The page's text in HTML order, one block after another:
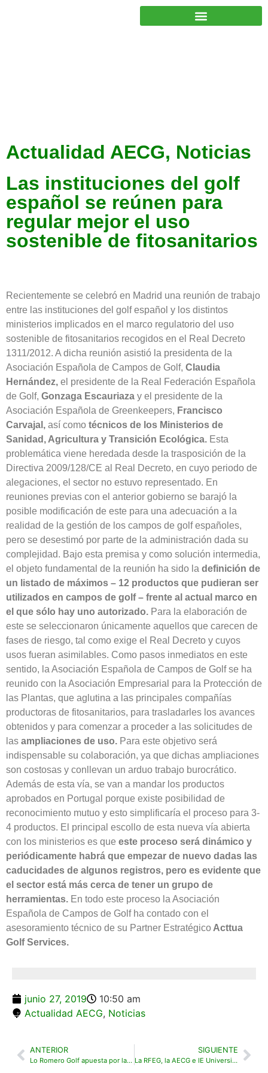
Actualidad AECG, Noticias
Las instituciones del golf
español se reúnen para
regular mejor el uso
sostenible de fitosanitarios
Recientemente se celebró en Madrid una reunión de trabajo
entre las instituciones del golf español y los distintos
ministerios implicados en el marco regulatorio del uso
sostenible de fitosanitarios recogidos en el Real Decreto
1311/2012. A dicha reunión asistió la presidenta de la
Asociación Española de Campos de Golf, Claudia
Hernández, el presidente de la Real Federación Española
de Golf, Gonzaga Escauriaza y el presidente de la
Asociación Española de Greenkeepers, Francisco
Carvajal, así como técnicos de los Ministerios de
Sanidad, Agricultura y Transición Ecológica. Esta
problemática viene heredada desde la trasposición de la
Directiva 2009/128/CE al Real Decreto, en cuyo periodo de
alegaciones, el sector no estuvo representado. En
reuniones previas con el anterior gobierno se barajó la
posible modificación de este para una adecuación a la
realidad de la gestión de los campos de golf españoles,
pero se desestimó por parte de la administración dada su
complejidad. Bajo esta premisa y como solución intermedia,
el objeto fundamental de la reunión ha sido la definición de
un listado de máximos – 12 productos que pudieran ser
utilizados en campos de golf – frente al actual marco en
el que sólo hay uno autorizado. Para la elaboración de
este se seleccionaron únicamente aquellos que carecen de
fases de riesgo, tal como exige el Real Decreto y cuyos
usos fueran asimilables. Como pasos inmediatos en este
sentido, la Asociación Española de Campos de Golf se ha
reunido con la Asociación Empresarial para la Protección de
las Plantas, que aglutina a las principales compañías
productoras de fitosanitarios, para trasladarles los avances
obtenidos y para comenzar a proceder a las solicitudes de
las ampliaciones de uso. Para este objetivo será
indispensable su colaboración, ya que dichas ampliaciones
son costosas y conllevan un arduo trabajo burocrático.
Además de esta vía, se van a mandar los productos
aprobados en Portugal porque existe posibilidad de
reconocimiento mutuo y esto simplificaría el proceso para 3-
4 productos. El principal escollo de esta nueva vía abierta
con los ministerios es que este proceso será dinámico y
periódicamente habrá que empezar de nuevo dadas las
caducidades de algunos registros, pero es evidente que
el sector está más cerca de tener un grupo de
herramientas. En todo este proceso la Asociación
Española de Campos de Golf ha contado con el
asesoramiento técnico de su Partner Estratégico Acttua
Golf Services.
junio 27, 2019
10:50 am
Actualidad AECG, Noticias
ANTERIOR
Lo Romero Golf apuesta por la movilidad eléctrica con 70 buggies Club Car Tempo
SIGUIENTE
La RFEG, la AECG e IE University, juntas para analizar el impacto económico del golf en España